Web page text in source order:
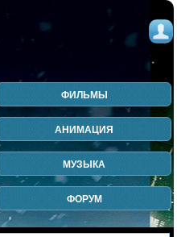
ФИЛЬМЫ
АНИМАЦИЯ
МУЗЫКА
ФОРУМ